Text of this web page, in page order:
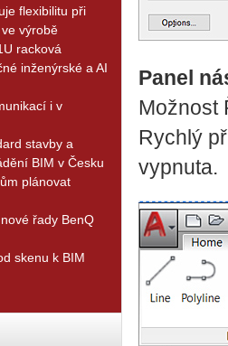
flexibilitu při
výrobě
racková
inženýrské a AI
i v
stavby a
BIM v Česku
plánovat
řady BenQ
skenu k BIM
Panel
Možnost
Rychlý
vypnuta.